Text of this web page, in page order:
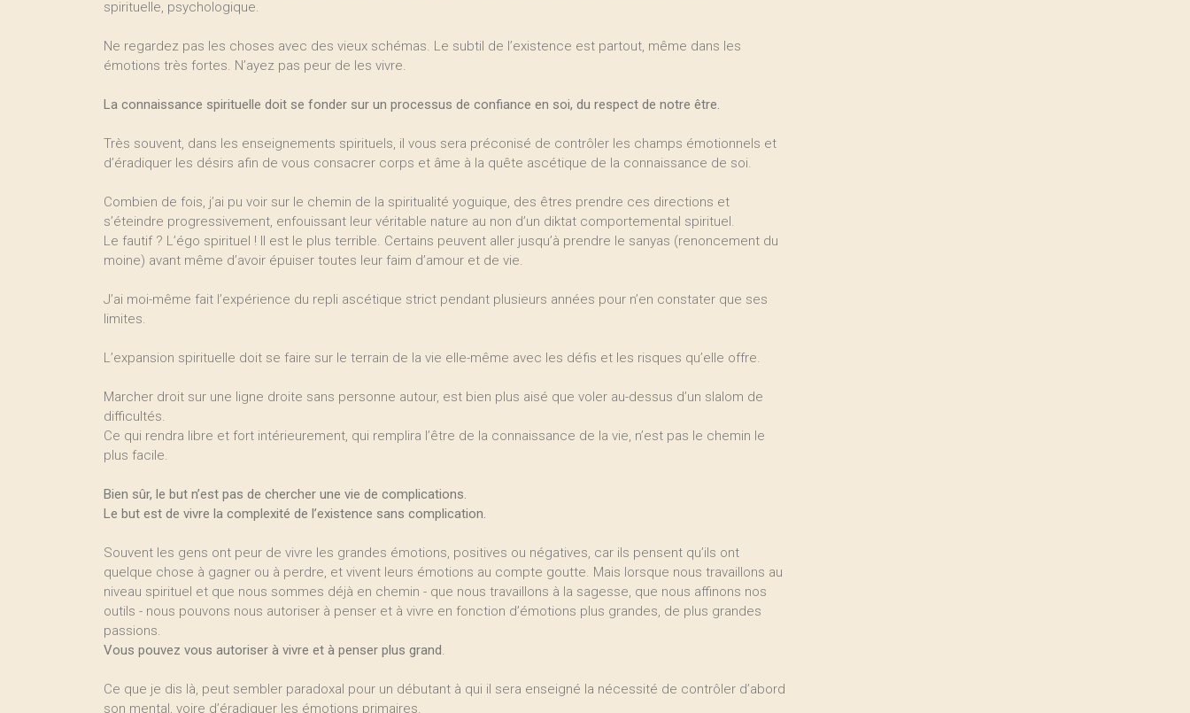
spirituelle, psychologique.
Ne regardez pas les choses avec des vieux schémas. Le subtil de l’existence est partout, même dans les
émotions très fortes. N’ayez pas peur de les vivre.
La connaissance spirituelle doit se fonder sur un processus de confiance en soi, du respect de notre être.
Très souvent, dans les enseignements spirituels, il vous sera préconisé de contrôler les champs émotionnels et
d’éradiquer les désirs afin de vous consacrer corps et âme à la quête ascétique de la connaissance de soi.
Combien de fois, j’ai pu voir sur le chemin de la spiritualité yoguique, des êtres prendre ces directions et
s’éteindre progressivement, enfouissant leur véritable nature au non d’un diktat comportemental spirituel.
Le fautif ? L’égo spirituel ! Il est le plus terrible. Certains peuvent aller jusqu’à prendre le sanyas (renoncement du
moine) avant même d’avoir épuiser toutes leur faim d’amour et de vie.
J’ai moi-même fait l’expérience du repli ascétique strict pendant plusieurs années pour n’en constater que ses
limites.
L’expansion spirituelle doit se faire sur le terrain de la vie elle-même avec les défis et les risques qu’elle offre.
Marcher droit sur une ligne droite sans personne autour, est bien plus aisé que voler au-dessus d’un slalom de
difficultés.
Ce qui rendra libre et fort intérieurement, qui remplira l’être de la connaissance de la vie, n’est pas le chemin le
plus facile.
Bien sûr, le but n’est pas de chercher une vie de complications.
Le but est de vivre la complexité de l’existence sans complication.
Souvent les gens ont peur de vivre les grandes émotions, positives ou négatives, car ils pensent qu’ils ont
quelque chose à gagner ou à perdre, et vivent leurs émotions au compte goutte. Mais lorsque nous travaillons au
niveau spirituel et que nous sommes déjà en chemin - que nous travaillons à la sagesse, que nous affinons nos
outils - nous pouvons nous autoriser à penser et à vivre en fonction d’émotions plus grandes, de plus grandes
passions.
Vous pouvez vous autoriser à vivre et à penser plus grand.
Ce que je dis là, peut sembler paradoxal pour un débutant à qui il sera enseigné la nécessité de contrôler d’abord
son mental, voire d’éradiquer les émotions primaires.